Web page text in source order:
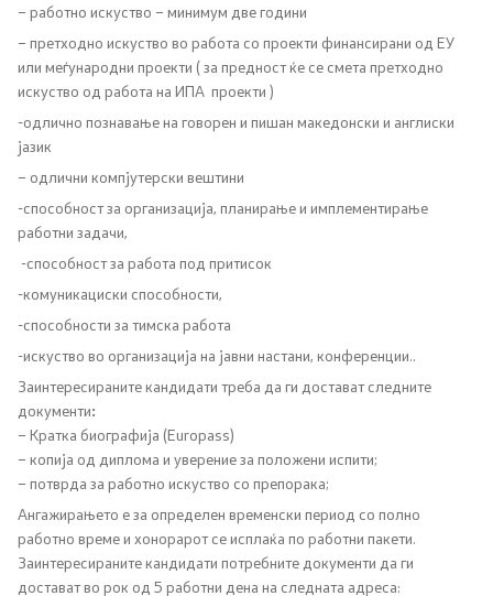
Програми
Стратегии
Дописи
Извештаи
Ревизорски извештаи
Акциски планови
Обрасци
Презентации
Односи со јавност
Соопштенија
– работно искуство – минимум две години
– претходно искуство во работа со проекти финансирани од ЕУ
или меѓународни проекти ( за предност ќе се смета претходно
искуство од работа на ИПА проекти )
-одлично познавање на говорен и пишан македонски и англиски
јазик
– одлични компјутерски вештини
-способност за организација, планирање и имплементирање
работни задачи,
-способност за работа под притисок
-комуникациски способности,
-способности за тимска работа
-искуство во организација на јавни настани, конференции..
Заинтересираните кандидати треба да ги достават следните
документи:
– Кратка биографија (Europass)
– копија од диплома и уверение за положени испити;
– потврда за работно искуство со препорака;
Ангажирањето е за определен временски период со полно
работно време и хонорарот се исплаќа по работни пакети.
Заинтересираните кандидати потребните документи да ги
достават во рок од 5 работни дена на следната адреса: